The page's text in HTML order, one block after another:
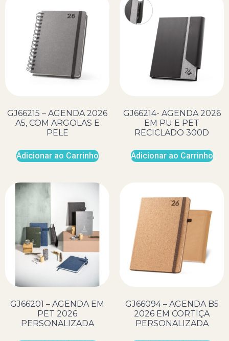
GJ66215 – AGENDA 2026
A5, COM ARGOLAS E
PELE
Adicionar ao Carrinho
GJ66214- AGENDA 2026
EM PU E PET
RECICLADO 300D
Adicionar ao Carrinho
GJ66201 – AGENDA EM
PET 2026
PERSONALIZADA
GJ66094 – AGENDA B5
2026 EM CORTIÇA
PERSONALIZADA